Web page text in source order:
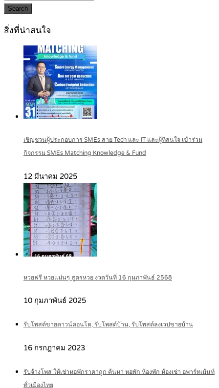
Search
สิ่งที่น่าสนใจ
เชิญชวนผู้ประกอบการ SMEs สาย Tech และ IT และผู้ที่สนใจ เข้าร่วม
กิจกรรม SMEs Matching Knowledge & Fund
12 มีนาคม 2025
หวยฟรี หวยแม่นๆ สูตรหวย งวดวันที่ 16 กุมภาพันธ์ 2568
10 กุมภาพันธ์ 2025
รับโพสต์ขายดาวน์คอนโด, รับโพสต์บ้าน, รับโพสต์ลงเวปขายบ้าน
16 กรกฎาคม 2023
รับจ้างโพส ให้เช่าหอพักราคาถูก ค้นหา หอพัก ห้องพัก ห้องเช่า อพาร์ทเม้นท์
ทั่วเมืองไทย